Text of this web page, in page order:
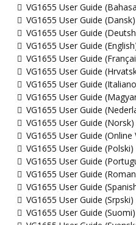
VG1655 User Guide
VG1655 User Guide (Dansk)
VG1655 User Guide
VG1655 User Guide
VG1655 User Guide
VG1655 User Guide
VG1655 User Guide
VG1655 User Guide
VG1655 User Guide
VG1655 User Guide (Norsk)
VG1655 User Guide (Online
VG1655 User Guide (Polski)
VG1655 User Guide
VG1655 User Guide
VG1655 User Guide
VG1655 User Guide (Srpski)
VG1655 User Guide (Suomi)